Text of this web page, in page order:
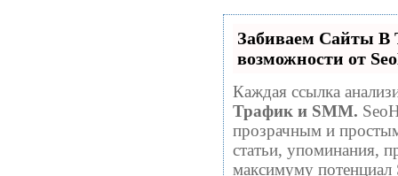
Забиваем Сайты
возможности от
Каждая ссылка
Трафик и SMM.
прозрачным и
статьи, упоминания,
максимуму